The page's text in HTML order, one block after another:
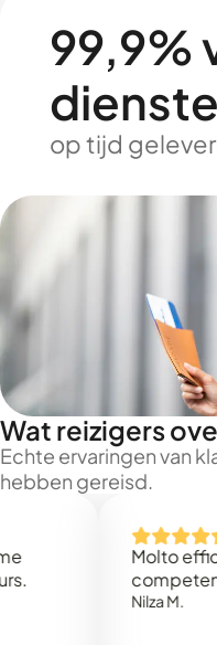
99,9%
op tijd
Wat reizigers
Echte ervaringen van
hebben gereisd.
Molto efficace!
competenza!